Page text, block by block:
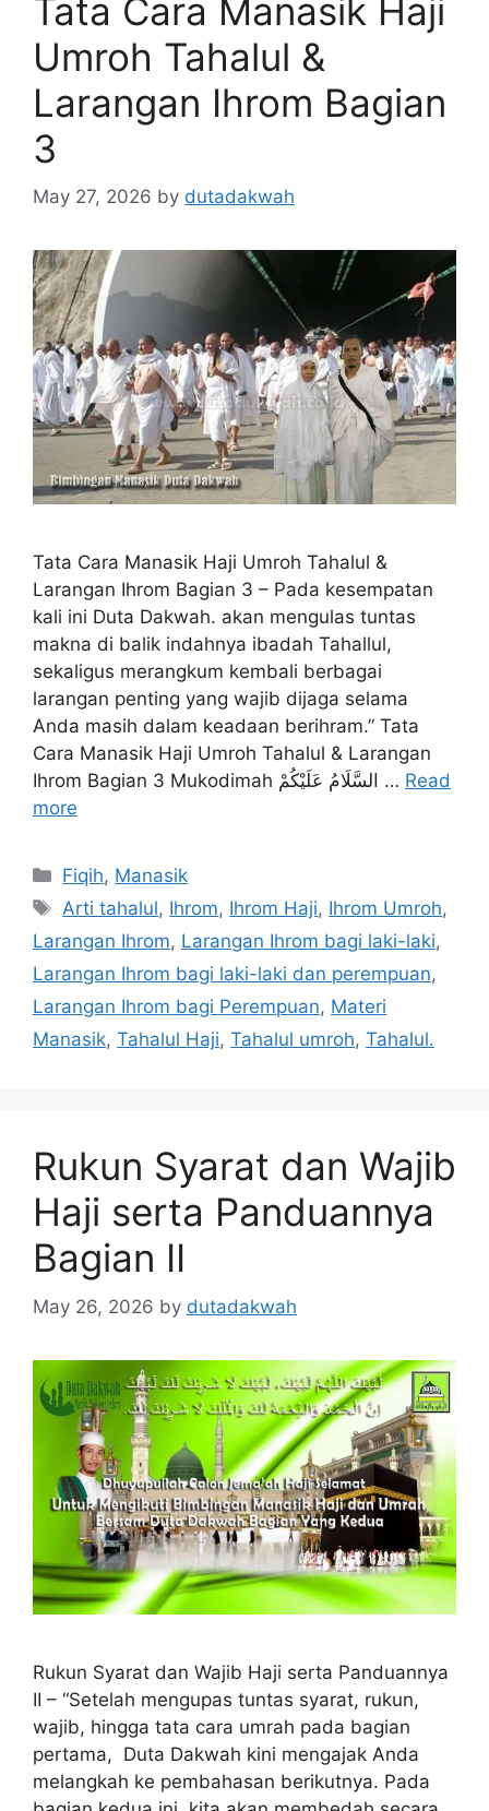
Tata Cara Manasik Haji
Umroh Tahalul &
Larangan Ihrom Bagian
3
May 27, 2026 by dutadakwah
Tata Cara Manasik Haji Umroh Tahalul &
Larangan Ihrom Bagian 3 – Pada kesempatan
kali ini Duta Dakwah. akan mengulas tuntas
makna di balik indahnya ibadah Tahallul,
sekaligus merangkum kembali berbagai
larangan penting yang wajib dijaga selama
Anda masih dalam keadaan berihram.” Tata
Cara Manasik Haji Umroh Tahalul & Larangan
Ihrom Bagian 3 Mukodimah السَّلَامُ عَلَيْكُمْ … Read
more
Categories
Fiqih, Manasik
Tags
Arti tahalul, Ihrom, Ihrom Haji, Ihrom Umroh,
Larangan Ihrom, Larangan Ihrom bagi laki-laki,
Larangan Ihrom bagi laki-laki dan perempuan,
Larangan Ihrom bagi Perempuan, Materi
Manasik, Tahalul Haji, Tahalul umroh, Tahalul.
Rukun Syarat dan Wajib
Haji serta Panduannya
Bagian II
May 26, 2026 by dutadakwah
Rukun Syarat dan Wajib Haji serta Panduannya
II – “Setelah mengupas tuntas syarat, rukun,
wajib, hingga tata cara umrah pada bagian
pertama, Duta Dakwah kini mengajak Anda
melangkah ke pembahasan berikutnya. Pada